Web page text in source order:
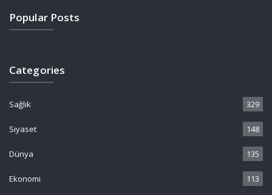
Popular Posts
Categories
Sağlık 329
Siyaset 148
Dünya 135
Ekonomi 113